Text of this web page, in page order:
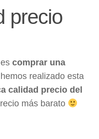
precio
comprar una
realizado esta
calidad precio del
más barato